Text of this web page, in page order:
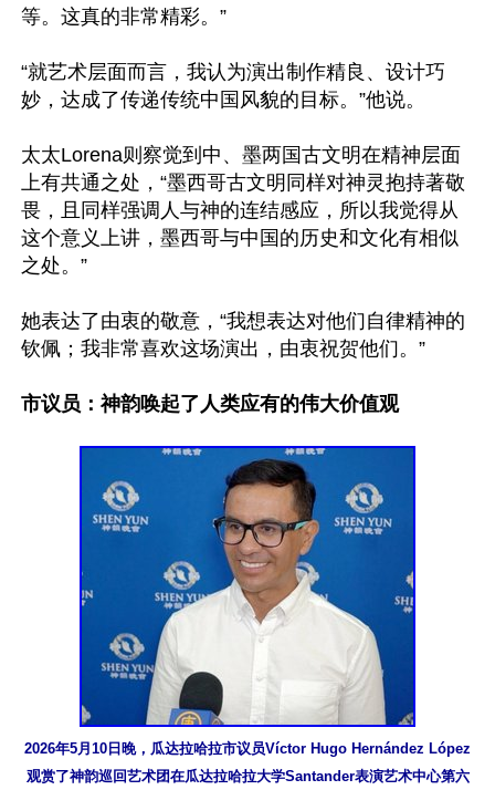
等。这真的非常精彩。”
“就艺术层面而言，我认为演出制作精良、设计巧
妙，达成了传递传统中国风貌的目标。”他说。
太太Lorena则察觉到中、墨两国古文明在精神层面
上有共通之处，“墨西哥古文明同样对神灵抱持著敬
畏，且同样强调人与神的连结感应，所以我觉得从
这个意义上讲，墨西哥与中国的历史和文化有相似
之处。”
她表达了由衷的敬意，“我想表达对他们自律精神的
钦佩；我非常喜欢这场演出，由衷祝贺他们。”
市议员：神韵唤起了人类应有的伟大价值观
2026年5月10日晚，瓜达拉哈拉市议员Víctor Hugo Hernández López
观赏了神韵巡回艺术团在瓜达拉哈拉大学Santander表演艺术中心第六